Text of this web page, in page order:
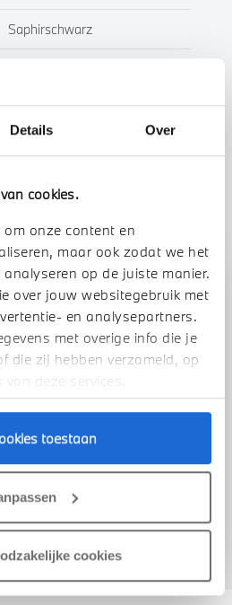
Details Over
cookies.
onze content en
maar ook zodat we het
op de juiste manier.
over jouw websitegebruik met
en analysepartners.
met overige info die je
die zij hebben verzameld, op
deze services.
toestaan
cookies
Stap 1 van 3
Saphirschwarz
BTW